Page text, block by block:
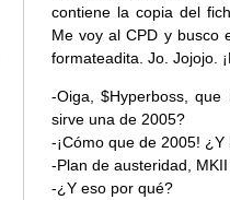
contiene la copia del
Me voy al CPD y busco
formateadita. Jo. Jojojo.
-Oiga, $Hyperboss,
sirve una de 2005?
-¡Cómo que de 2005!
-Plan de austeridad,
-¿Y eso por qué?